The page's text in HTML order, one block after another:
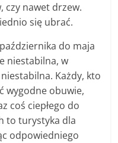
czy nawet drzew.
się ubrać.
do maja
niestabilna, w
Każdy, kto
wygodne obuwie,
coś ciepłego do
to turystyka dla
odpowiedniego